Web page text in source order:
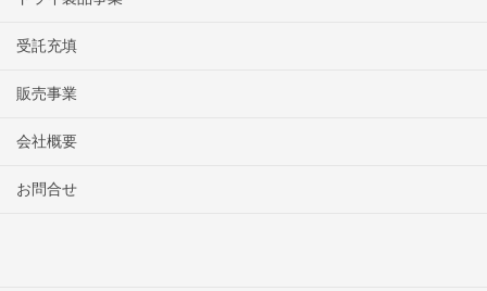
受託充填
販売事業
会社概要
お問合せ